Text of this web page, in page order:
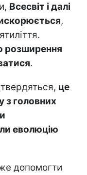
Всесвіт і далі
,
розширення
.
це
з головних
еволюцію
допомогти